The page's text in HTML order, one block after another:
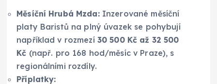
Měsíční Hrubá Mzda:Inzerované měsíční
platy Baristů na plný úvazek se pohybují
například v rozmezí 30 500 Kč až 32 500
Kč (např. pro 168 hod/měsíc v Praze), s
regionálními rozdíly.
Příplatky: